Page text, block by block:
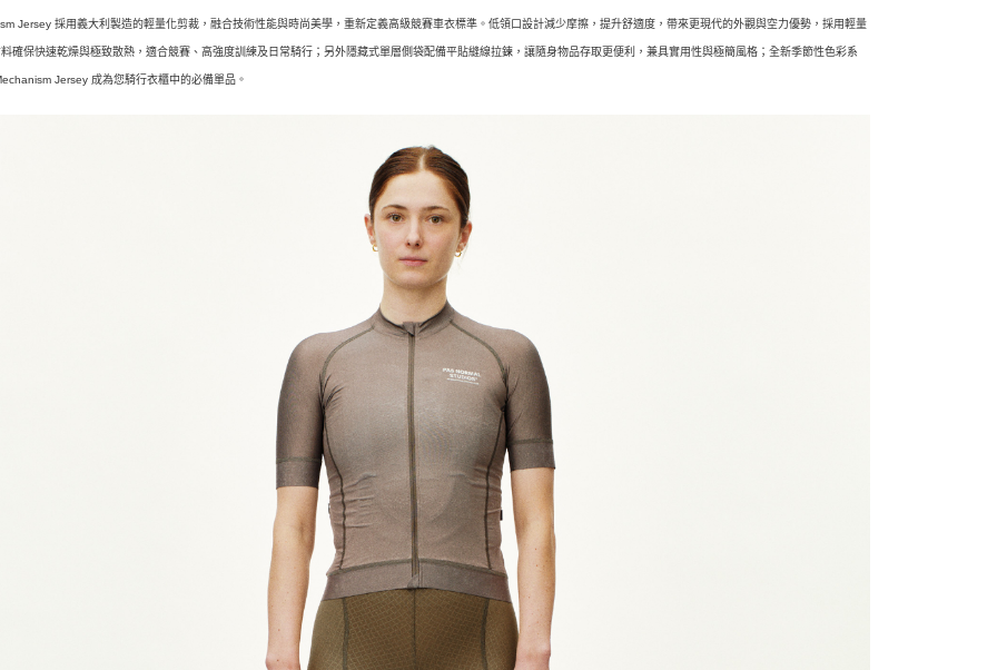
Jersey 採用義大利製造的輕量化剪裁，融合技術性能與時尚美學，重新定義高級競賽車衣標準。低領口設計減少摩擦，提升舒適度，帶來更現代的外觀與空力優勢，採用輕量
確保快速乾燥與極致散熱，適合競賽、高強度訓練及日常騎行；另外隱藏式單層側袋配備平貼縫線拉鍊，讓隨身物品存取更便利，兼具實用性與極簡風格；全新季節性色彩系
Jersey 成為您騎行衣櫃中的必備單品。